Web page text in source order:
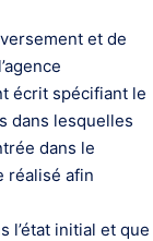
et de
écrit spécifiant le
dans lesquelles
dans le
réalisé afin
l’état initial et que